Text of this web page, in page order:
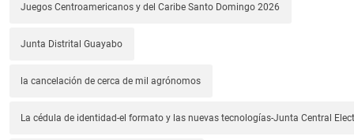
Juegos Centroamericanos y del Caribe Santo Domingo 2026
Junta Distrital Guayabo
la cancelación de cerca de mil agrónomos
La cédula de identidad-el formato y las nuevas tecnologías-Junta Central